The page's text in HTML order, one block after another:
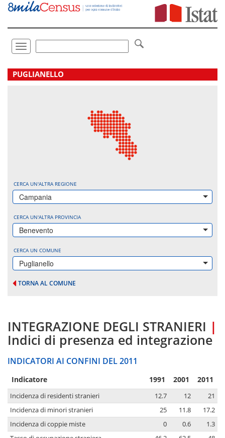
Vai
direttamente
Toggle
navigation
.
PUGLIANELLO
CERCA UN'ALTRA REGIONE
Campania
CERCA UN'ALTRA PROVINCIA
Benevento
CERCA UN COMUNE
Puglianello
TORNA AL COMUNE
INTEGRAZIONE DEGLI STRANIERI |
Indici di presenza ed integrazione
INDICATORI AI CONFINI DEL 2011
Indicatore 1991 2001 2011
Incidenza di residenti stranieri 12.7 12
21
Incidenza di minori stranieri
25 11.8
17.2
Incidenza di coppie miste
0 0.6
1.3